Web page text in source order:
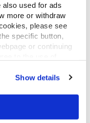
used for ads
more or withdraw
please see
specific button,
or continuing
Show details